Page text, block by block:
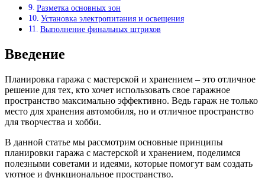
Разметка основных зон
Установка электропитания и освещения
Выполнение финальных штрихов
Введение
Планировка гаража с мастерской и хранением – это отличное
решение для тех, кто хочет использовать свое гаражное
пространство максимально эффективно. Ведь гараж не только
место для хранения автомобиля, но и отличное пространство
для творчества и хобби.
В данной статье мы рассмотрим основные принципы
планировки гаража с мастерской и хранением, поделимся
полезными советами и идеями, которые помогут вам создать
уютное и функциональное пространство.